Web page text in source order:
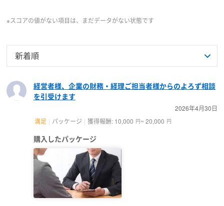
※スコアの値がない項目は、まだデータがない状態です
経営者様、企業の財務・経理ご担当者様からのよろず相談
を引受けます
2026年4月30日
満足
パッケージ 獲得報酬: 10,000 円~ 20,000 円
購入したパッケージ